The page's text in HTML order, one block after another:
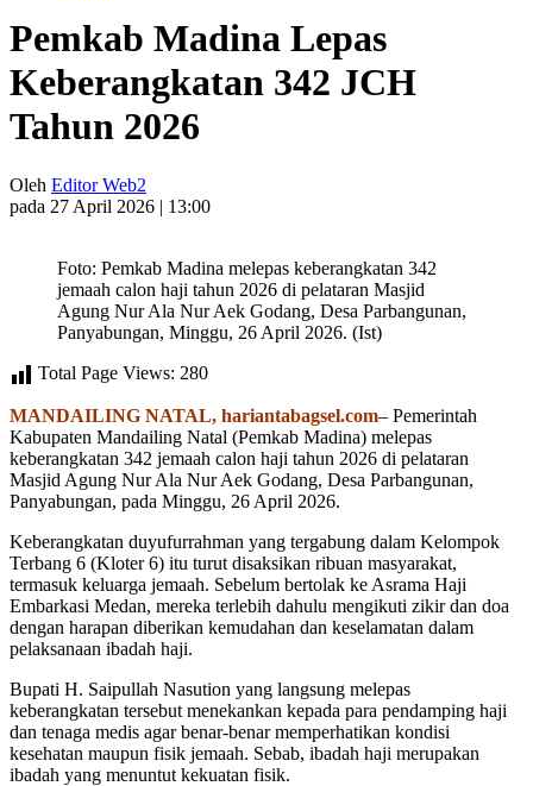
Pemkab Madina Lepas
Keberangkatan 342 JCH
Tahun 2026
Oleh Editor Web2
pada 27 April 2026 | 13:00
Foto: Pemkab Madina melepas keberangkatan 342
jemaah calon haji tahun 2026 di pelataran Masjid
Agung Nur Ala Nur Aek Godang, Desa Parbangunan,
Panyabungan, Minggu, 26 April 2026. (Ist)
Total Page Views: 280
MANDAILING NATAL, hariantabagsel.com– Pemerintah
Kabupaten Mandailing Natal (Pemkab Madina) melepas
keberangkatan 342 jemaah calon haji tahun 2026 di pelataran
Masjid Agung Nur Ala Nur Aek Godang, Desa Parbangunan,
Panyabungan, pada Minggu, 26 April 2026.
Keberangkatan duyufurrahman yang tergabung dalam Kelompok
Terbang 6 (Kloter 6) itu turut disaksikan ribuan masyarakat,
termasuk keluarga jemaah. Sebelum bertolak ke Asrama Haji
Embarkasi Medan, mereka terlebih dahulu mengikuti zikir dan doa
dengan harapan diberikan kemudahan dan keselamatan dalam
pelaksanaan ibadah haji.
Bupati H. Saipullah Nasution yang langsung melepas
keberangkatan tersebut menekankan kepada para pendamping haji
dan tenaga medis agar benar-benar memperhatikan kondisi
kesehatan maupun fisik jemaah. Sebab, ibadah haji merupakan
ibadah yang menuntut kekuatan fisik.